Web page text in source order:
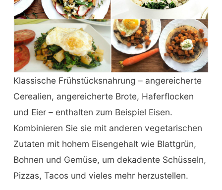
Klassische Frühstücksnahrung – angereicherte
Cerealien, angereicherte Brote, Haferflocken
und Eier – enthalten zum Beispiel Eisen.
Kombinieren Sie sie mit anderen vegetarischen
Zutaten mit hohem Eisengehalt wie Blattgrün,
Bohnen und Gemüse, um dekadente Schüsseln,
Pizzas, Tacos und vieles mehr herzustellen.